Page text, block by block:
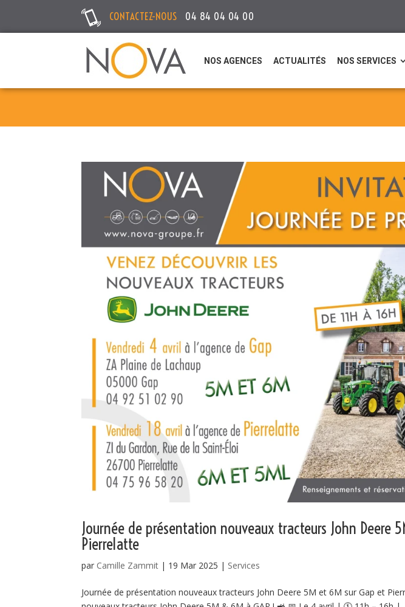
CONTACTEZ-NOUS 04 84 04 04 00
NOS AGENCES ACTUALITÉS NOS SERVICES
Journée de présentation nouveaux tracteurs John Deere
Pierrelatte
par Camille Zammit | 19 Mar 2025 | Services
Journée de présentation nouveaux tracteurs John Deere 5M et 6M sur Gap et